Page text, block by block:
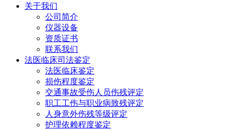
关于我们
公司简介
仪器设备
资质证书
联系我们
法医临床司法鉴定
法医临床鉴定
损伤程度鉴定
交通事故受伤人员伤残评定
职工工伤与职业病致残评定
人身意外伤残等级评定
护理依赖程度鉴定